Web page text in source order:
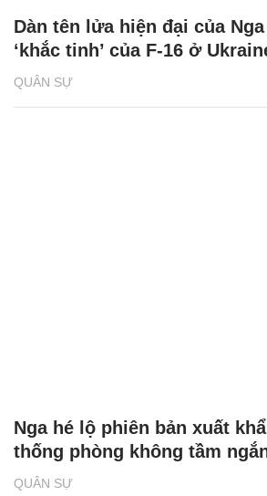
QUÂN SỰ
Dàn tên lửa hiện đại của
‘khắc tinh’ của F-16 ở
QUÂN SỰ
Nga hé lộ phiên bản xuất
thống phòng không tầm